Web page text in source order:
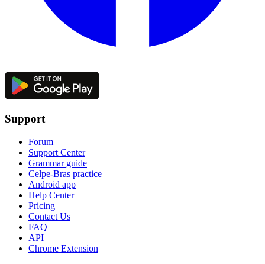
Support
Forum
Support Center
Grammar guide
Celpe-Bras practice
Android app
Help Center
Pricing
Contact Us
FAQ
API
Chrome Extension